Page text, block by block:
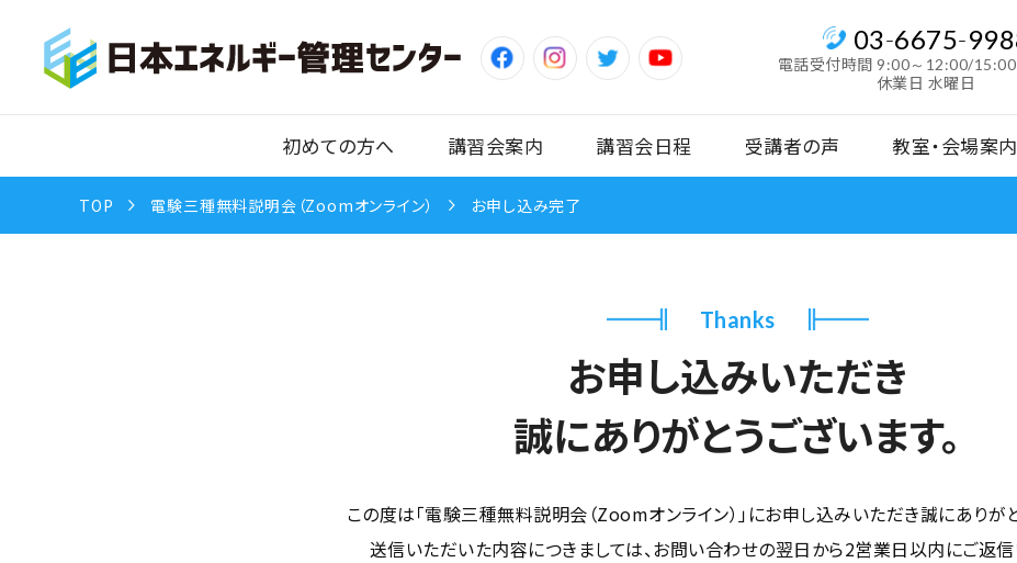
03-6675-
電話受付時間 9:00～12:00/
休業日 水曜日
初めての方へ 講習会案内 講習会日程 受講者の声 教室・会場案内
TOP 電験三種無料説明会（Zoomオンライン） お申し込み完了
Thanks
お申し込みいただき
誠にありがとうございます。
この度は「電験三種無料説明会（Zoomオンライン）」にお申し込みいただき誠にありが
送信いただいた内容につきましては、お問い合わせの翌日から2営業日以内にご返信